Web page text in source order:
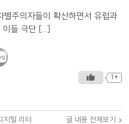
주의자들이 확산하면서 유럽과
들 극단 [...]
1+
지털 리터
글 내용 전체보기